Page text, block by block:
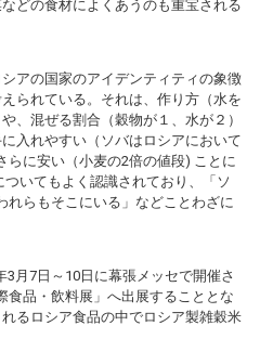
どの食材によくあうのも重宝される
アの国家のアイデンティティの象徴
られている。それは、作り方（水を
、混ぜる割合（穀物が１、水が２）
入れやすい（ソバはロシアにおいて
らに安い（小麦の2倍の値段) ことに
いてもよく認識されており、「ソ
らもそこにいる」などことわざに
月7日～10日に幕張メッセで開催さ
食品・飲料展」へ出展することとな
るロシア食品の中でロシア製雑穀米